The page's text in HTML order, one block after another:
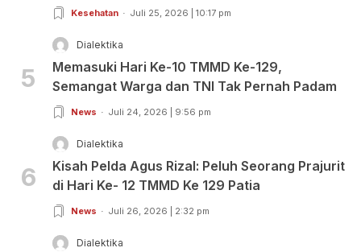
Kesehatan Juli 25, 2026 | 10:17 pm
5
Dialektika
Memasuki Hari Ke-10 TMMD Ke-129,
Semangat Warga dan TNI Tak Pernah Padam
News Juli 24, 2026 | 9:56 pm
6
Dialektika
Kisah Pelda Agus Rizal: Peluh Seorang Prajurit
di Hari Ke- 12 TMMD Ke 129 Patia
News Juli 26, 2026 | 2:32 pm
Dialektika